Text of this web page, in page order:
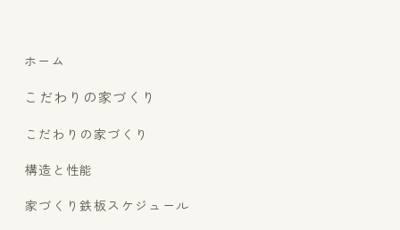
ホーム
こだわりの家づくり
こだわりの家づくり
構造と性能
家づくり鉄板スケジュール